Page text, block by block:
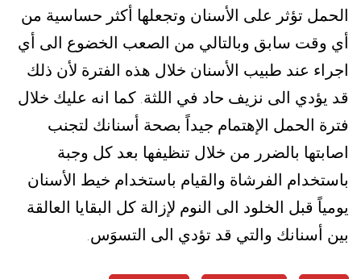
الحمل تؤثر على الأسنان وتجعلها أكثر حساسية من
أي وقت سابق وبالتالي من الصعب الخضوع الى أي
اجراء عند طبيب الأسنان خلال هذه الفترة لأن ذلك
قد يؤدي الى نزيف حاد في اللثة. كما انه عليك خلال
فترة الحمل الإهتمام جيداً بصحة أسنانك لتجنب
اصابتها بالضرر من خلال تنظيفها بعد كل وجبة
باستخدام الفرشاة والقيام باستخدام خيط الأسنان
يومياً قبل الخلود الى النوم لإزالة كل البقايا العالقة
بين أسنانك والتي قد تؤدي الى التسوَس.